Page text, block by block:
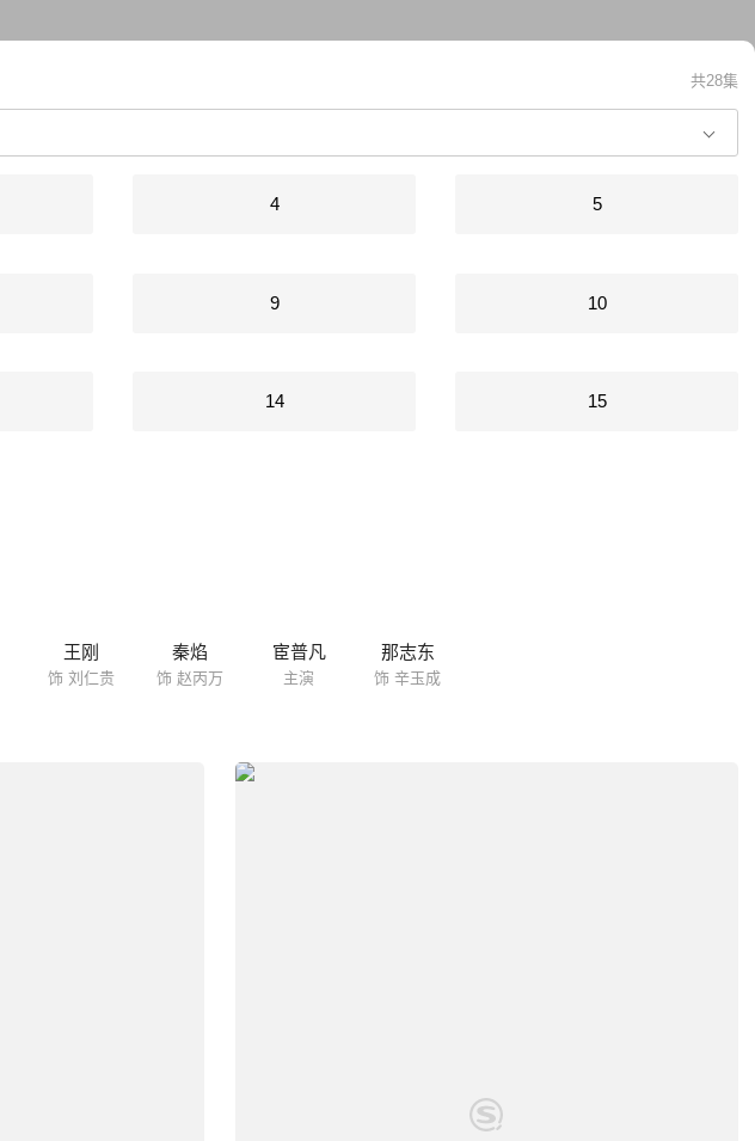
共28集
4 5
9 10
14 15
王刚
饰 刘仁贵
秦焰
饰 赵丙万
宦普凡
主演
那志东
饰 辛玉成